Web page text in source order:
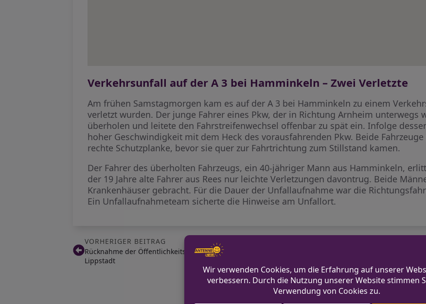
Verkehrsunfall auf der A 3 bei Hamminkeln – Zwei Verletzte
Am frühen Samstagmorgen kam es auf der A 3 bei Hamminkeln zu einem
verletzt wurden. Der junge Fahrer eines Pkw, der in Richtung Arnheim unterwegs
überholen und leitete den Fahrstreifenwechsel offenbar zu spät ein. Infolge
hoher Geschwindigkeit mit dem Heck des vorausfahrenden Pkw. Beide
rechte Schutzplanke, bevor sie quer zur Fahrtrichtung zum Stillstand kamen.
Der Fahrer des überholten Fahrzeugs, ein 40-jähriger Mann aus Hamminkeln,
der 19 Jahre alte Fahrer aus Rees nur leichte Verletzungen davontrug. Beide
Krankenhäuser gebracht. Für die Dauer der Unfallaufnahme war die
Ein Unfallaufnahmeteam sicherte die Hinweise am Unfallort.
VORHERIGER BEITRAG
Rücknahme der Öffentlichkeitsfahndung nach vermisster Frau aus
Lippstadt
Rücknahme